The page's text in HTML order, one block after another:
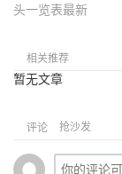
头一览表最新
相关推荐
暂无文章
评论 抢沙发